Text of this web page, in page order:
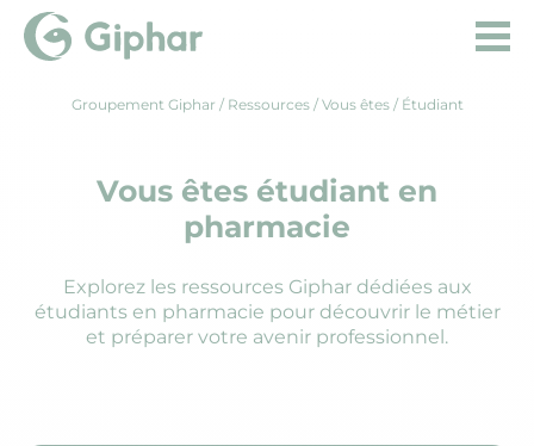
Groupement Giphar / Ressources/ Vous êtes / Étudiant
Vous êtes étudiant en
pharmacie
Explorez les ressources Giphar dédiées aux
étudiants en pharmacie pour découvrir le métier
et préparer votre avenir professionnel.